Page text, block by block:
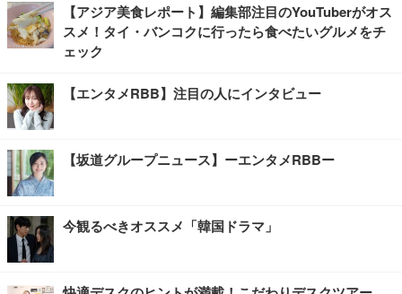
【アジア美食レポート】編集部注目のYouTuberがオス
スメ！タイ・バンコクに行ったら食べたいグルメをチ
ェック
【エンタメRBB】注目の人にインタビュー
【坂道グループニュース】ーエンタメRBBー
今観るべきオススメ「韓国ドラマ」